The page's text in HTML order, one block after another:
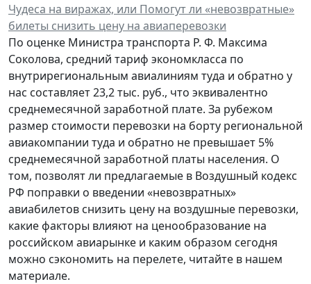
Чудеса на виражах, или Помогут ли «невозвратные»
билеты снизить цену на авиаперевозки
По оценке Министра транспорта Р. Ф. Максима
Соколова, средний тариф экономкласса по
внутрирегиональным авиалиниям туда и обратно у
нас составляет 23,2 тыс. руб., что эквивалентно
среднемесячной заработной плате. За рубежом
размер стоимости перевозки на борту региональной
авиакомпании туда и обратно не превышает 5%
среднемесячной заработной платы населения. О
том, позволят ли предлагаемые в Воздушный кодекс
РФ поправки о введении «невозвратных»
авиабилетов снизить цену на воздушные перевозки,
какие факторы влияют на ценообразование на
российском авиарынке и каким образом сегодня
можно сэкономить на перелете, читайте в нашем
материале.